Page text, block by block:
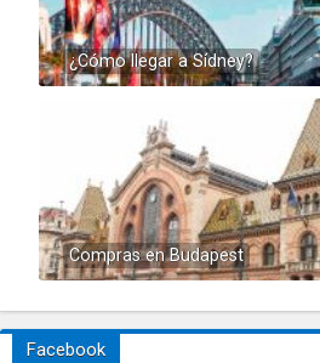
¿Cómo llegar a Sídney?
Compras en Budapest
Facebook